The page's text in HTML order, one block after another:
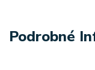
Podrobné